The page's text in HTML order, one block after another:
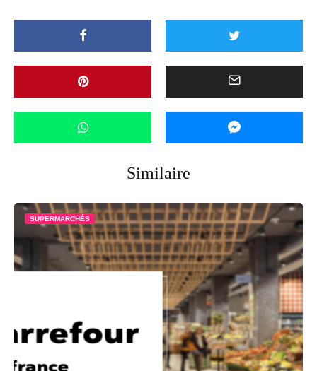
Similaire
SUPERMARCHÉS